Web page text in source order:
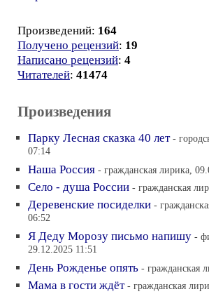
Произведений: 164
Получено рецензий: 19
Написано рецензий: 4
Читателей: 41474
Произведения
Парку Лесная сказка 40 лет -
07:14
Наша Россия - гражданская лирика,
Село - душа России - гражданская
Деревенские посиделки -
06:52
Я Деду Морозу письмо напишу -
29.12.2025 11:51
День Рожденье опять - гражданская
Мама в гости ждёт - гражданская